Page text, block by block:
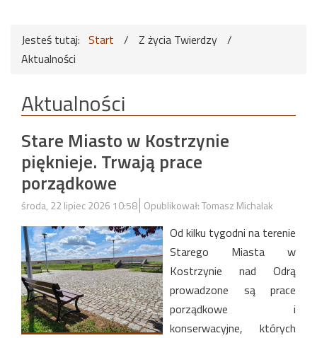
Jesteś tutaj: Start / Z życia Twierdzy /
Aktualności
Aktualności
Stare Miasto w Kostrzynie
pięknieje. Trwają prace
porządkowe
środa, 22 lipiec 2026 10:58 Opublikował: Tomasz Michalak
Od kilku tygodni na terenie
Starego Miasta w
Kostrzynie nad Odrą
prowadzone są prace
porządkowe i
konserwacyjne, których